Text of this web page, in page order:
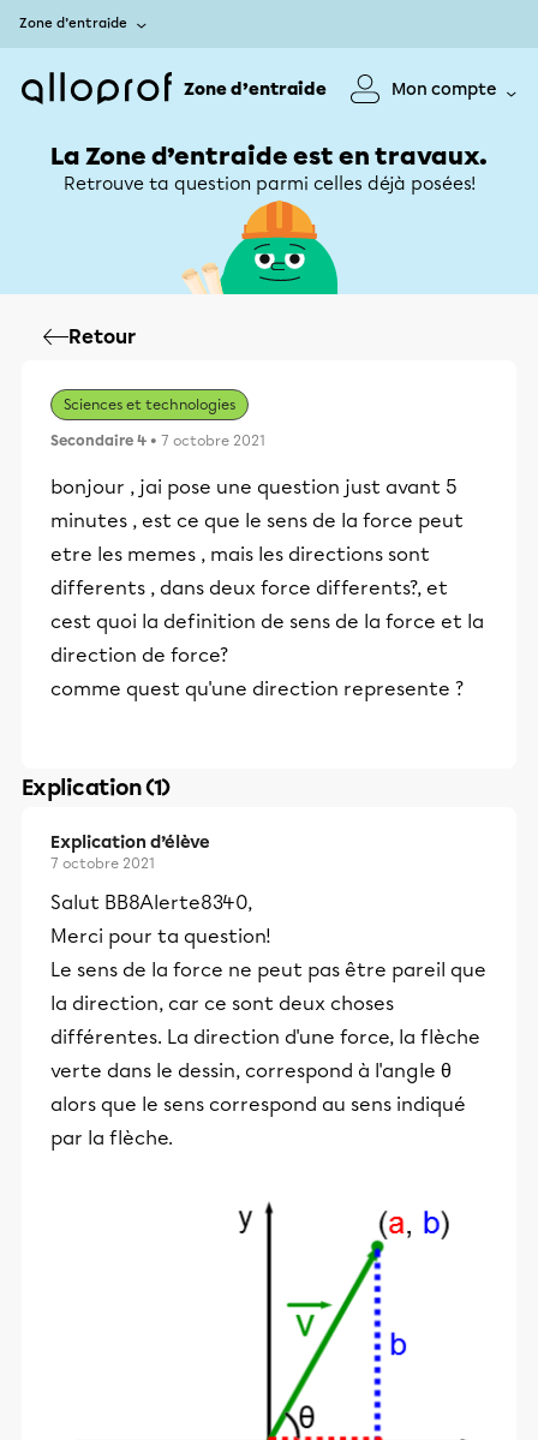
Zone d’entraide
Zone d’entraide Mon compte
La Zone d’entraide est en travaux.
Retrouve ta question parmi celles déjà posées!
Retour
Sciences et technologies
Secondaire 4 • 7 octobre 2021
bonjour , jai pose une question just avant 5
minutes , est ce que le sens de la force peut
etre les memes , mais les directions sont
differents , dans deux force differents?, et
cest quoi la definition de sens de la force et la
direction de force?
comme quest qu'une direction represente ?
Explication (1)
Explication d’élève
7 octobre 2021
Salut BB8Alerte8340,
Merci pour ta question!
Le sens de la force ne peut pas être pareil que
la direction, car ce sont deux choses
différentes. La direction d'une force, la flèche
verte dans le dessin, correspond à l'angle θ
alors que le sens correspond au sens indiqué
par la flèche.